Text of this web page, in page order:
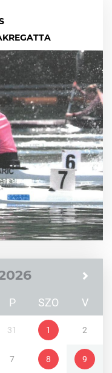
P SZO V
31 1 2
7 8 9